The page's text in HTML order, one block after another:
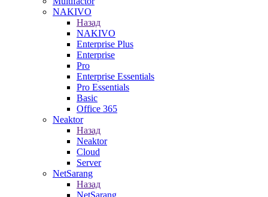
NAKIVO
Назад
NAKIVO
Enterprise Plus
Enterprise
Pro
Enterprise Essentials
Pro Essentials
Basic
Office 365
Neaktor
Назад
Neaktor
Cloud
Server
NetSarang
Назад
NetSarang